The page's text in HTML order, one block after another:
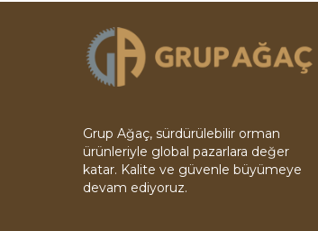
Grup Ağaç, sürdürülebilir orman
ürünleriyle global pazarlara değer
katar. Kalite ve güvenle büyümeye
devam ediyoruz.